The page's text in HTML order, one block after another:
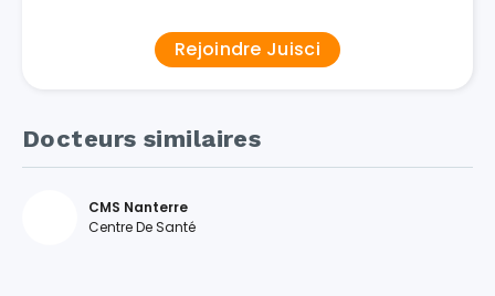
Rejoindre Juisci
Docteurs similaires
CMS Nanterre
Centre De Santé